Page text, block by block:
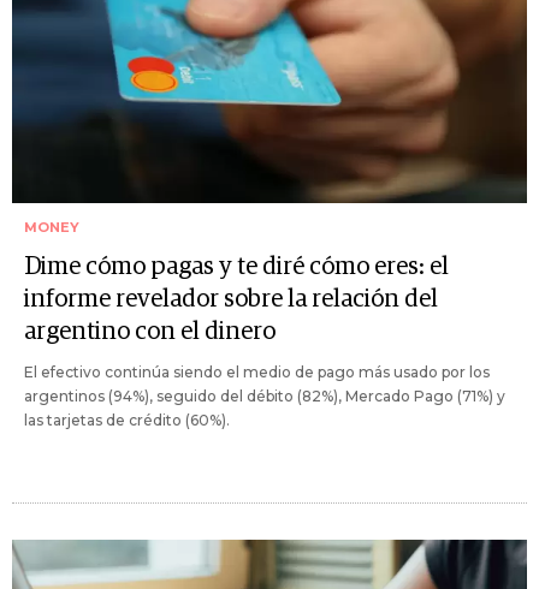
MONEY
Dime cómo pagas y te diré cómo eres: el
informe revelador sobre la relación del
argentino con el dinero
El efectivo continúa siendo el medio de pago más usado por los
argentinos (94%), seguido del débito (82%), Mercado Pago (71%) y
las tarjetas de crédito (60%).